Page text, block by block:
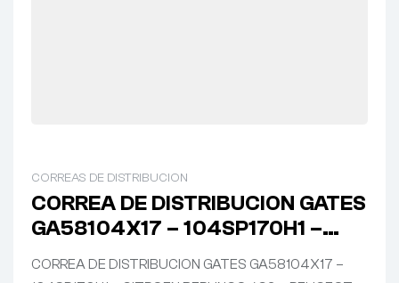
CORREAS DE DISTRIBUCION
CORREA DE DISTRIBUCION GATES
GA58104X17 – 104SP170H1 –
CITROEN BERLINGO / C3 –
PEUGEOT 205 / 206 / 207 / 208 /
CORREA DE DISTRIBUCION GATES GA58104X17 –